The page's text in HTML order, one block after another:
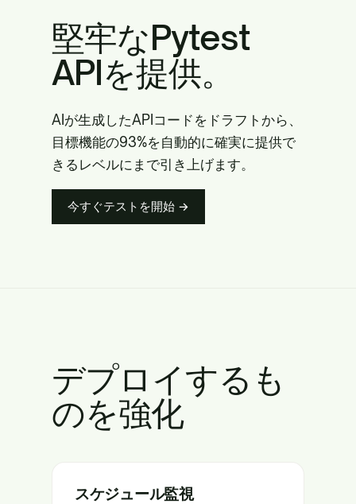
堅牢なPytest
APIを提供。
AIが生成したAPIコードをドラフトから、
目標機能の93%を自動的に確実に提供で
きるレベルにまで引き上げます。
今すぐテストを開始 →
デプロイするも
のを強化
スケジュール監視